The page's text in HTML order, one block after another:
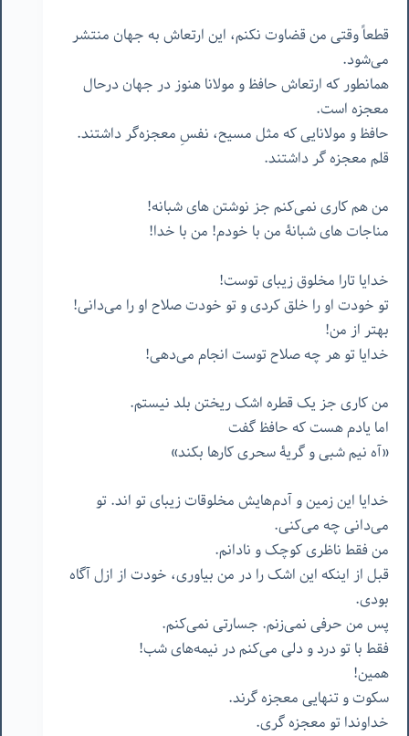
قطعاً وقتی من قضاوت نکنم، این ارتعاش به جهان منتشر
می‌شود.
همانطور که ارتعاش حافظ و مولانا هنوز در جهان درحال
معجزه است.
حافظ و مولانایی که مثل مسیح، نفسِ معجزه‌گر داشتند.
قلم معجزه گر داشتند.
من هم کاری نمی‌کنم جز نوشتن های شبانه!
مناجات های شبانۀ من با خودم! من با خدا!
خدایا تارا مخلوق زیبای توست!
تو خودت او را خلق کردی و تو خودت صلاح او را می‌دانی!
بهتر از من!
خدایا تو هر چه صلاح توست انجام می‌دهی!
من کاری جز یک قطره اشک ریختن بلد نیستم.
اما یادم هست که حافظ گفت
«آه نیم شبی و گریۀ سحری کارها بکند»
خدایا این زمین و آدم‌هایش مخلوقات زیبای تو اند. تو
می‌دانی چه می‌کنی.
من فقط ناظری کوچک و نادانم.
قبل از اینکه این اشک را در من بیاوری، خودت از ازل آگاه
بودی.
پس من حرفی نمی‌زنم. جسارتی نمی‌کنم.
فقط با تو درد و دلی می‌کنم در نیمه‌های شب!
همین!
سکوت و تنهایی معجزه گرند.
خداوندا تو معجزه گری.